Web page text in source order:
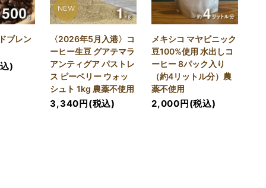
ブレン
)
NEW
〈2026年5月入港〉コ
ーヒー生豆 グアテマラ
アンティグア パストレ
ス ピーベリー ウォッ
シュト 1kg 農薬不使用
3,340円(税込)
メキシコ マヤビニック
豆100%使用 水出しコ
ーヒー 8パック入り
（約4リットル分）農
薬不使用
2,000円(税込)